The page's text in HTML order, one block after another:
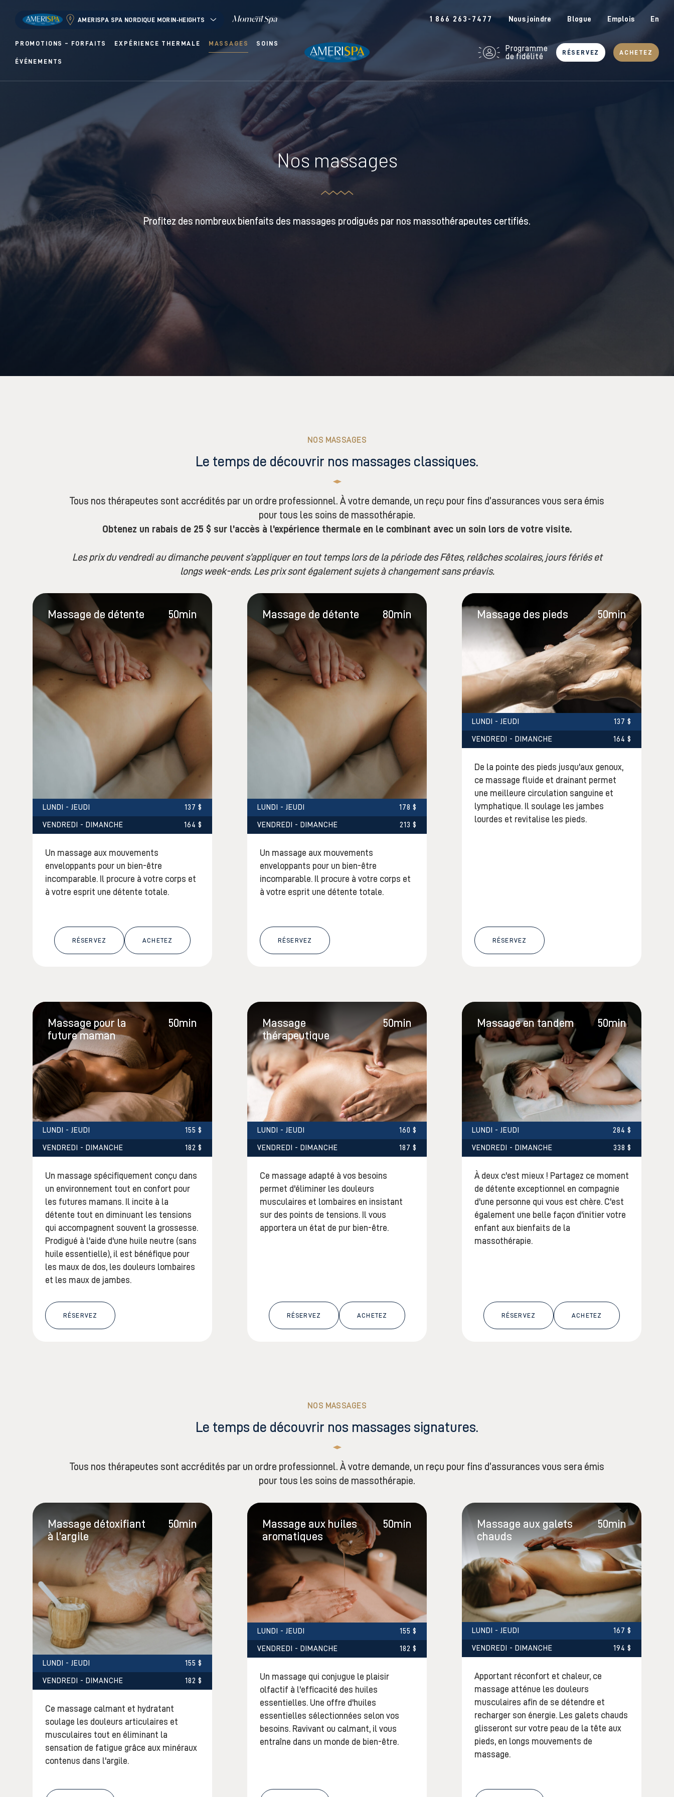
AMERISPA SPA NORDIQUE MORIN‑HEIGHTS 1 866 263-7477 Nous joindre Blogue Emplois En
PROMOTIONS – FORFAITS EXPÉRIENCE THERMALE MASSAGES SOINS
ÉVÉNEMENTS
Programme
de fidélité
RÉSERVEZ ACHETEZ
Nos massages
Profitez des nombreux bienfaits des massages prodigués par nos massothérapeutes certifiés.
NOS MASSAGES
Le temps de découvrir nos massages classiques.
Tous nos thérapeutes sont accrédités par un ordre professionnel. À votre demande, un reçu pour fins d’assurances vous sera émis
pour tous les soins de massothérapie.
Obtenez un rabais de 25 $ sur l’accès à l’expérience thermale en le combinant avec un soin lors de votre visite.
Les prix du vendredi au dimanche peuvent s’appliquer en tout temps lors de la période des Fêtes, relâches scolaires, jours fériés et
longs week-ends. Les prix sont également sujets à changement sans préavis.
Massage de détente 50min
LUNDI - JEUDI 137 $
VENDREDI - DIMANCHE 164 $
Un massage aux mouvements
enveloppants pour un bien-être
incomparable. Il procure à votre corps et
à votre esprit une détente totale.
RÉSERVEZ ACHETEZ
Massage de détente 80min
LUNDI - JEUDI 178 $
VENDREDI - DIMANCHE 213 $
Un massage aux mouvements
enveloppants pour un bien-être
incomparable. Il procure à votre corps et
à votre esprit une détente totale.
RÉSERVEZ
Massage des pieds 50min
LUNDI - JEUDI 137 $
VENDREDI - DIMANCHE 164 $
De la pointe des pieds jusqu'aux genoux,
ce massage fluide et drainant permet
une meilleure circulation sanguine et
lymphatique. Il soulage les jambes
lourdes et revitalise les pieds.
RÉSERVEZ
Massage pour la
future maman
50min
LUNDI - JEUDI 155 $
VENDREDI - DIMANCHE 182 $
Un massage spécifiquement conçu dans
un environnement tout en confort pour
les futures mamans. Il incite à la
détente tout en diminuant les tensions
qui accompagnent souvent la grossesse.
Prodigué à l'aide d'une huile neutre (sans
huile essentielle), il est bénéfique pour
les maux de dos, les douleurs lombaires
et les maux de jambes.
RÉSERVEZ
Massage
thérapeutique
50min
LUNDI - JEUDI 160 $
VENDREDI - DIMANCHE 187 $
Ce massage adapté à vos besoins
permet d'éliminer les douleurs
musculaires et lombaires en insistant
sur des points de tensions. Il vous
apportera un état de pur bien-être.
RÉSERVEZ ACHETEZ
Massage en tandem 50min
LUNDI - JEUDI 284 $
VENDREDI - DIMANCHE 338 $
À deux c'est mieux ! Partagez ce moment
de détente exceptionnel en compagnie
d'une personne qui vous est chère. C'est
également une belle façon d'initier votre
enfant aux bienfaits de la
massothérapie.
RÉSERVEZ ACHETEZ
NOS MASSAGES
Le temps de découvrir nos massages signatures.
Tous nos thérapeutes sont accrédités par un ordre professionnel. À votre demande, un reçu pour fins d’assurances vous sera émis
pour tous les soins de massothérapie.
Massage détoxifiant
à l’argile
50min
LUNDI - JEUDI 155 $
VENDREDI - DIMANCHE 182 $
Ce massage calmant et hydratant
soulage les douleurs articulaires et
musculaires tout en éliminant la
sensation de fatigue grâce aux minéraux
contenus dans l'argile.
Massage aux huiles
aromatiques
50min
LUNDI - JEUDI 155 $
VENDREDI - DIMANCHE 182 $
Un massage qui conjugue le plaisir
olfactif à l'efficacité des huiles
essentielles. Une offre d'huiles
essentielles sélectionnées selon vos
besoins. Ravivant ou calmant, il vous
entraîne dans un monde de bien-être.
Massage aux galets
chauds
50min
LUNDI - JEUDI 167 $
VENDREDI - DIMANCHE 194 $
Apportant réconfort et chaleur, ce
massage atténue les douleurs
musculaires afin de se détendre et
recharger son énergie. Les galets chauds
glisseront sur votre peau de la tête aux
pieds, en longs mouvements de
massage.